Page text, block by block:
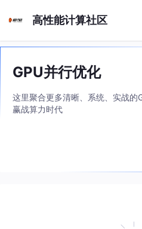
高性能计算社区
GPU并行优化
这里聚合更多清晰、系统、实战的
赢战算力时代